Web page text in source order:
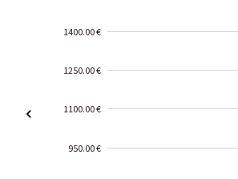
1400.00 €
1250.00 €
1100.00 €
950.00 €